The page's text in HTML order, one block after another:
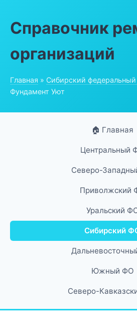
Справочник
организаций
Главная » Сибирский федеральный
Фундамент Уют
🏠 Главная
Центральный
Северо-
Приволжский
Уральский
Сибирский
Южный ФО
Северо-